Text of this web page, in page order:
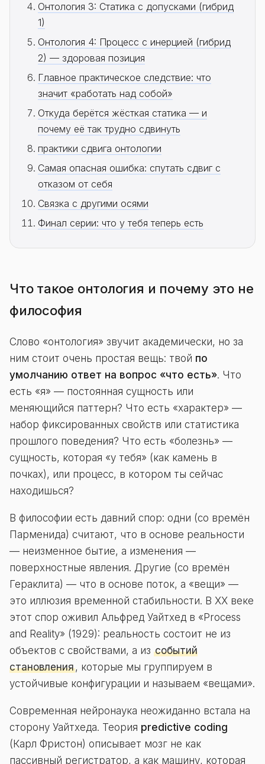
Онтология 3: Статика с допусками (гибрид
1)
Онтология 4: Процесс с инерцией (гибрид
2) — здоровая позиция
Главное практическое следствие: что
значит «работать над собой»
Откуда берётся жёсткая статика — и
почему её так трудно сдвинуть
практики сдвига онтологии
Самая опасная ошибка: спутать сдвиг с
отказом от себя
Связка с другими осями
Финал серии: что у тебя теперь есть
Что такое онтология и почему это не
философия
Слово «онтология» звучит академически, но за
ним стоит очень простая вещь: твой по
умолчанию ответ на вопрос «что есть». Что
есть «я» — постоянная сущность или
меняющийся паттерн? Что есть «характер» —
набор фиксированных свойств или статистика
прошлого поведения? Что есть «болезнь» —
сущность, которая «у тебя» (как камень в
почках), или процесс, в котором ты сейчас
находишься?
В философии есть давний спор: одни (со времён
Парменида) считают, что в основе реальности
— неизменное бытие, а изменения —
поверхностные явления. Другие (со времён
Гераклита) — что в основе поток, а «вещи» —
это иллюзия временной стабильности. В ХХ веке
этот спор оживил Альфред Уайтхед в «Process
and Reality» (1929): реальность состоит не из
объектов с свойствами, а из событий
становления, которые мы группируем в
устойчивые конфигурации и называем «вещами».
Современная нейронаука неожиданно встала на
сторону Уайтхеда. Теория predictive coding
(Карл Фристон) описывает мозг не как
пассивный регистратор, а как машину, которая